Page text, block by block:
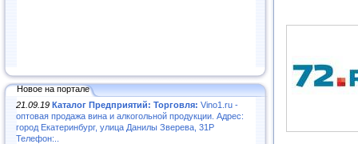
Новое на портале
21.09.19 Каталог Предприятий: Торговля: Vino1.ru -
оптовая продажа вина и алкогольной продукции. Адрес:
город Екатеринбург, улица Данилы Зверева, 31Р
Телефон:..